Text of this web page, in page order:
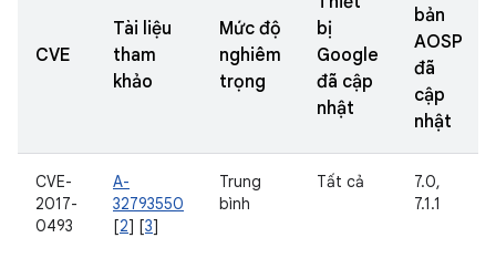
CVE
Tài liệu
tham
khảo
Mức độ
nghiêm
trọng
bị
Google
đã cập
nhật
bản
AOSP
đã
cập
nhật
CVE-
2017-
0493
A-
32793550
[2] [3]
Trung
bình
Tất cả
7.0,
7.1.1